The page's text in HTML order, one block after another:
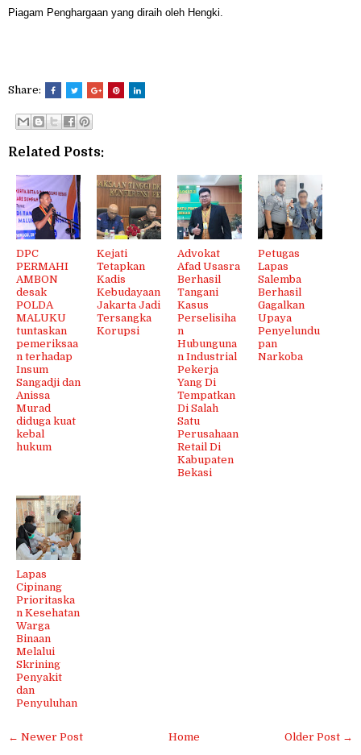
Piagam Penghargaan yang diraih oleh Hengki.
Share:
Related Posts:
DPC
PERMAHI
AMBON
desak
POLDA
MALUKU
tuntaskan
pemeriksaa
n terhadap
Insum
Sangadji dan
Anissa
Murad
diduga kuat
kebal
hukum
Kejati
Tetapkan
Kadis
Kebudayaan
Jakarta Jadi
Tersangka
Korupsi
Advokat
Afad Usasra
Berhasil
Tangani
Kasus
Perselisiha
n
Hubunguna
n Industrial
Pekerja
Yang Di
Tempatkan
Di Salah
Satu
Perusahaan
Retail Di
Kabupaten
Bekasi
Petugas
Lapas
Salemba
Berhasil
Gagalkan
Upaya
Penyelundu
pan
Narkoba
Lapas
Cipinang
Prioritaska
n Kesehatan
Warga
Binaan
Melalui
Skrining
Penyakit
dan
Penyuluhan
← Newer Post Older Post →
Home